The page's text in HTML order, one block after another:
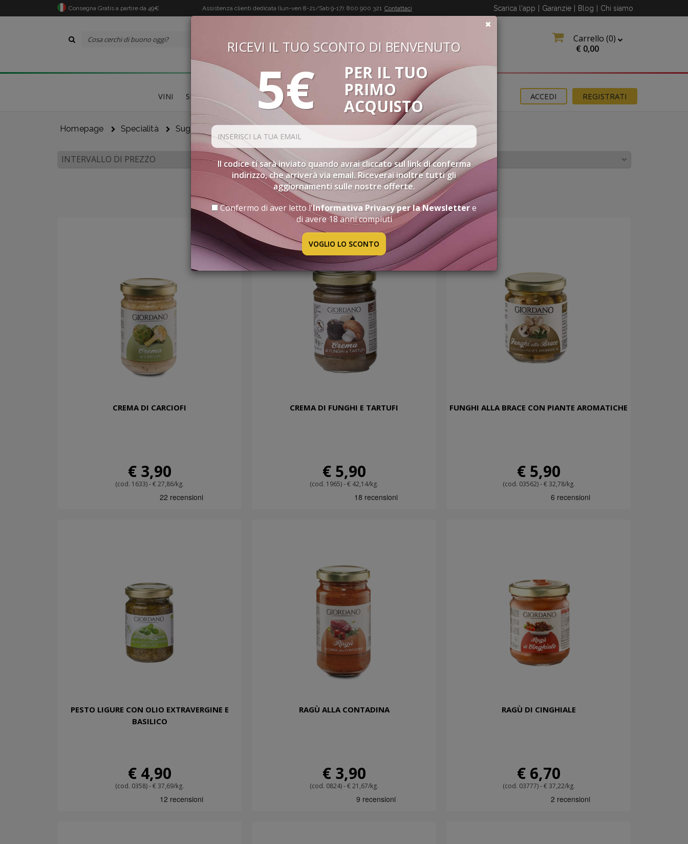
Consegna Gratis a partire da 49€ Assistenza clienti dedicata (lun-ven 8-21/Sab 9-17): 800 900 321 Contattaci Scarica l'app Garanzie Blog Chi siamo
Carrello (0)
€ 0,00
BUON VINO, BUONA VITA
VINI SPECIALITÀ CONFEZIONI SPIRITS ACCESSORI GIFT CARD REGISTRATI
ACCEDI
Homepage Specialità Sughi E Salse
INTERVALLO DI PREZZO ORDINAMENTO SPECIALITÀ
SUGHI E SALSE
CREMA DI CARCIOFI
€ 3,90
(cod. 1633) - € 27,86/kg.
CREMA DI FUNGHI E TARTUFI
€ 5,90
(cod. 1965) - € 42,14/kg.
FUNGHI ALLA BRACE CON PIANTE AROMATICHE
€ 5,90
(cod. 03562) - € 32,78/kg.
PESTO LIGURE CON OLIO EXTRAVERGINE E
BASILICO
€ 4,90
(cod. 0358) - € 37,69/kg.
RAGÙ ALLA CONTADINA
€ 3,90
(cod. 0824) - € 21,67/kg.
RAGÙ DI CINGHIALE
€ 6,70
(cod. 03777) - € 37,22/kg.
RICEVI IL TUO SCONTO DI BENVENUTO
5€
PER IL TUO
PRIMO
ACQUISTO
Il codice ti sarà inviato quando avrai cliccato sul link di conferma
indirizzo, che arriverà via email. Riceverai inoltre tutti gli
aggiornamenti sulle nostre offerte.
Confermo di aver letto l'Informativa Privacy per la Newslettere
di avere 18 anni compiuti
VOGLIO LO SCONTO